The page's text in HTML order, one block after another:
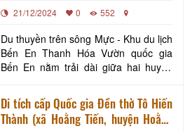
thuyết người đàn bà chung thủy mà
trở thành biểu tượng đẹp, t
21/12/2024 0 552
Du thuyền trên sông Mực - Khu du lịch
Bến En Thanh Hóa Vườn quốc gia
Bến En nằm trải dài giữa hai huyện
tâm thành phố Thanh Hóa khoảng
45km theo hướng Tây Nam. Được
thành lập vào năm 1992 với điện tích
Di tích cấp Quốc gia Đền thờ Tô Hiến
Thành (xã Hoằng Tiến, huyện Hoằng